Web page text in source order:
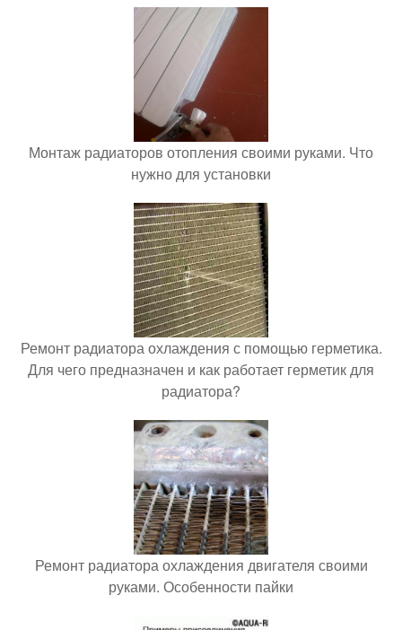
Монтаж радиаторов отопления своими руками. Что
нужно для установки
Ремонт радиатора охлаждения с помощью герметика.
Для чего предназначен и как работает герметик для
радиатора?
Ремонт радиатора охлаждения двигателя своими
руками. Особенности пайки